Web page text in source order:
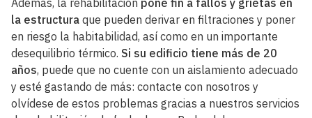
Además, la rehabilitación pone fin a fallos y grietas en
la estructura que pueden derivar en filtraciones y poner
en riesgo la habitabilidad, así como en un importante
desequilibrio térmico. Si su edificio tiene más de 20
años, puede que no cuente con un aislamiento adecuado
y esté gastando de más: contacte con nosotros y
olvídese de estos problemas gracias a nuestros servicios